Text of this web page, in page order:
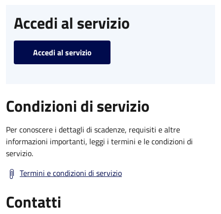
Accedi al servizio
Accedi al servizio
Condizioni di servizio
Per conoscere i dettagli di scadenze, requisiti e altre
informazioni importanti, leggi i termini e le condizioni di
servizio.
Termini e condizioni di servizio
Contatti